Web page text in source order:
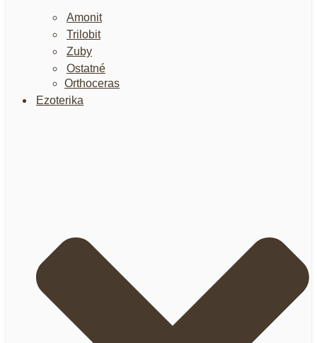
Amonit
Trilobit
Zuby
Ostatné
Orthoceras
Ezoterika